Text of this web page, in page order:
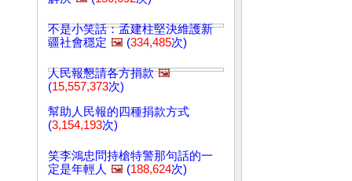
不是小笑話：孟建柱堅決維護新
疆社會穩定 🖼️ (334,485次)
人民報懇請各方捐款 🖼️
(15,557,373次)
幫助人民報的四種捐款方式
(3,154,193次)
笑李鴻忠問持槍特警那句話的一
定是年輕人 🖼️ (188,624次)